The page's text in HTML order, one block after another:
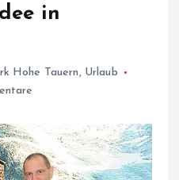
in
Hohe Tauern , Urlaub